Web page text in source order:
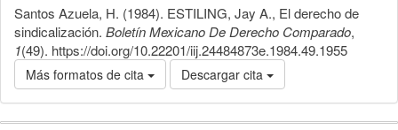
Santos Azuela, H. (1984). ESTILING, Jay A., El derecho de
sindicalización. Boletín Mexicano De Derecho Comparado,
1(49). https://doi.org/10.22201/iij.24484873e.1984.49.1955
Más formatos de cita Descargar cita